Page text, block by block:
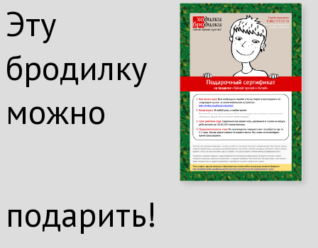
Эту
бродилку
можно
подарить!